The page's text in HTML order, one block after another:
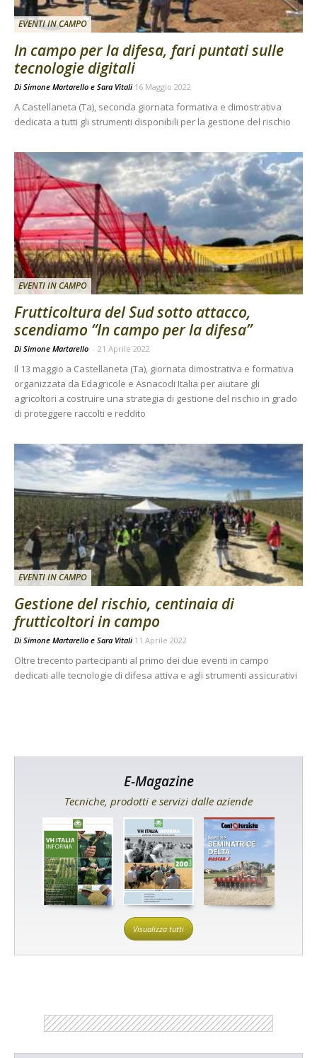
EVENTI IN CAMPO
In campo per la difesa, fari puntati sulle
tecnologie digitali
Di Simone Martarello e Sara Vitali 16 Maggio 2022
A Castellaneta (Ta), seconda giornata formativa e dimostrativa
dedicata a tutti gli strumenti disponibili per la gestione del rischio
EVENTI IN CAMPO
Frutticoltura del Sud sotto attacco,
scendiamo “In campo per la difesa”
Di Simone Martarello - 21 Aprile 2022
Il 13 maggio a Castellaneta (Ta), giornata dimostrativa e formativa
organizzata da Edagricole e Asnacodi Italia per aiutare gli
agricoltori a costruire una strategia di gestione del rischio in grado
di proteggere raccolti e reddito
EVENTI IN CAMPO
Gestione del rischio, centinaia di
frutticoltori in campo
Di Simone Martarello e Sara Vitali 11 Aprile 2022
Oltre trecento partecipanti al primo dei due eventi in campo
dedicati alle tecnologie di difesa attiva e agli strumenti assicurativi
E-Magazine
Tecniche, prodotti e servizi dalle aziende
Visualizza tutti